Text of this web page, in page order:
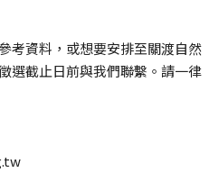
考資料，或想要安排至關渡自然
選截止日前與我們聯繫。請一律